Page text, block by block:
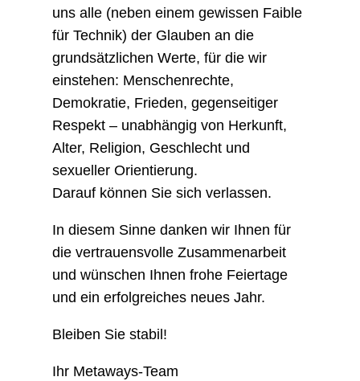
uns alle (neben einem gewissen Faible
für Technik) der Glauben an die
grundsätzlichen Werte, für die wir
einstehen: Menschenrechte,
Demokratie, Frieden, gegenseitiger
Respekt – unabhängig von Herkunft,
Alter, Religion, Geschlecht und
sexueller Orientierung.
Darauf können Sie sich verlassen.
In diesem Sinne danken wir Ihnen für
die vertrauensvolle Zusammenarbeit
und wünschen Ihnen frohe Feiertage
und ein erfolgreiches neues Jahr.
Bleiben Sie stabil!
Ihr Metaways-Team